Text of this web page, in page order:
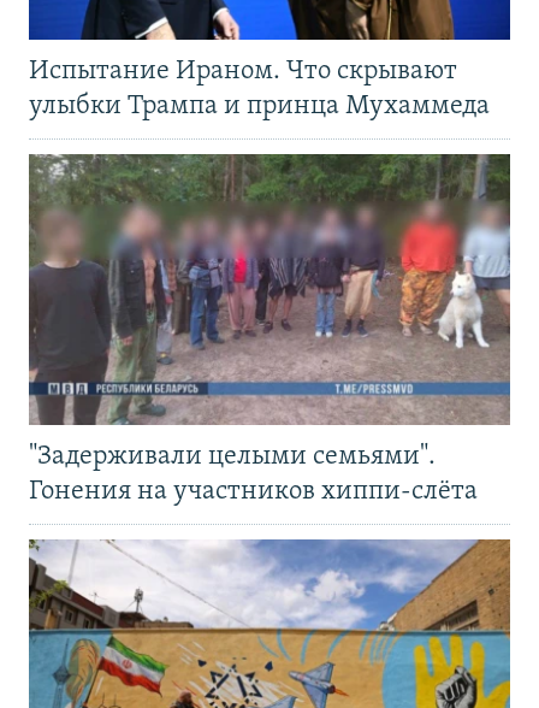
Испытание Ираном. Что скрывают
улыбки Трампа и принца Мухаммеда
"Задерживали целыми семьями".
Гонения на участников хиппи-слёта